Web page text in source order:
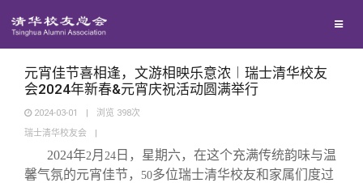
地区联络
年级联络
院系校友工作
回馈母校
捐赠项目
捐赠新闻
媒体平台
《清华校友通讯》
百年清华
元宵佳节喜相逢，文游相映乐意浓︱瑞士清华校友
会2024年新春&元宵庆祝活动圆满举行
2024-03-01 | 浏览 398次
瑞士清华校友会
|
2024年2月 24 日，星期六，在这个充满传统韵味与温
馨气氛的元宵佳节， 50多位瑞士清华校友和家属们度过